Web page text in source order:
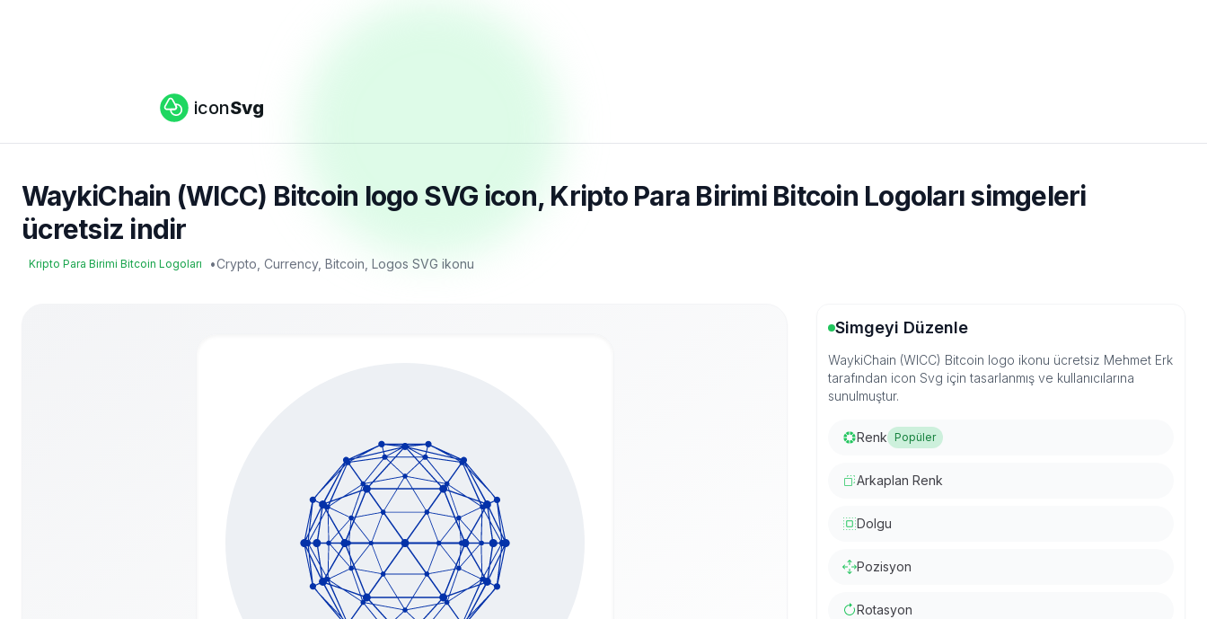
iconSvg
WaykiChain (WICC) Bitcoin logo SVG icon, Kripto Para Birimi Bitcoin Logoları simgeleri
ücretsiz indir
Kripto Para Birimi Bitcoin Logoları •Crypto, Currency, Bitcoin, Logos SVG ikonu
Simgeyi Düzenle
WaykiChain (WICC) Bitcoin logo ikonu ücretsiz Mehmet Erk
tarafından icon Svg için tasarlanmış ve kullanıcılarına
sunulmuştur.
Renk Popüler
Arkaplan Renk
Dolgu
Pozisyon
Rotasyon